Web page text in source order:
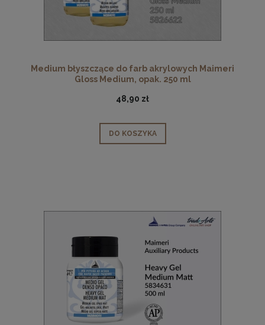
Medium błyszczące do farb akrylowych Maimeri
Gloss Medium, opak. 250 ml
48,90 zł
DO KOSZYKA